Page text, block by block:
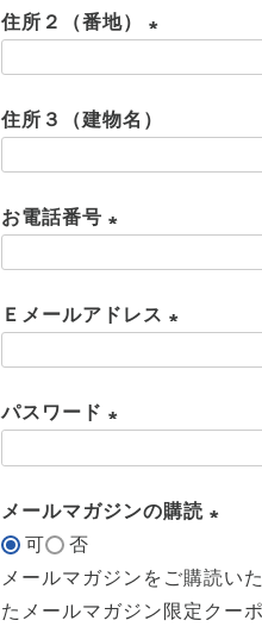
須
住所２（番地）
須
住所３（建物名）
お電話番号
須
Ｅメールアドレス
須
パスワード
須
メールマガジンの購読
必
須
可
否
メールマガジンをご購読い
たメールマガジン限定クー